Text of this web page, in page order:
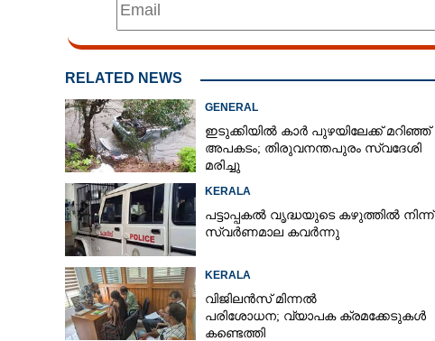
CARTOONS
CONTACT US
RELATED NEWS
GENERAL
ഇടുക്കിയിൽ കാർ പുഴയിലേക്ക് മറിഞ്ഞ്
അപകടം; തിരുവനന്തപുരം സ്വദേശി
മരിച്ചു
KERALA
പട്ടാപ്പകൽ വൃദ്ധയുടെ കഴുത്തിൽ നിന്ന്
സ്വർണമാല കവർന്നു
KERALA
വിജിലൻസ് മിന്നൽ
പരിശോധന; വ്യാപക ക്രമക്കേടുകൾ
കണ്ടെത്തി